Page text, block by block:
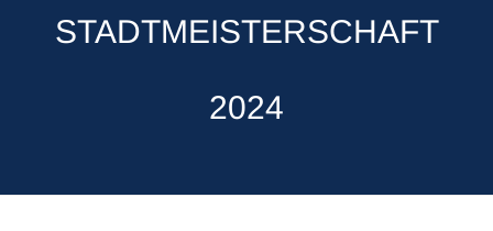
STADTMEISTERSCHAFT
2024